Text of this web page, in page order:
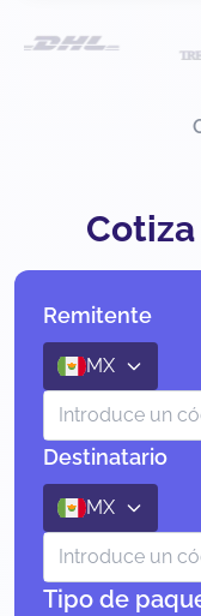
Remitente
MX
Destinatario
MX
Tipo de